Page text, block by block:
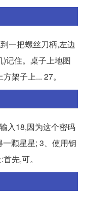
一把螺丝刀柄,左边
记住。桌子上地图
架子上... 27。
入18,因为这个密码
颗星星; 3、使用钥
先,可。